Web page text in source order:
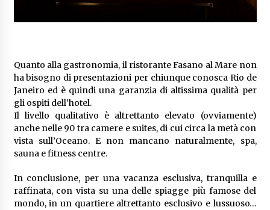
Quanto alla gastronomia, il ristorante Fasano al Mare non
ha bisogno di presentazioni per chiunque conosca Rio de
Janeiro ed è quindi una garanzia di altissima qualità per
gli ospiti dell’hotel.
Il livello qualitativo è altrettanto elevato (ovviamente)
anche nelle 90 tra camere e suites, di cui circa la metà con
vista sull’Oceano. E non mancano naturalmente, spa,
sauna e fitness centre.
In conclusione, per una vacanza esclusiva, tranquilla e
raffinata, con vista su una delle spiagge più famose del
mondo, in un quartiere altrettanto esclusivo e lussuoso…